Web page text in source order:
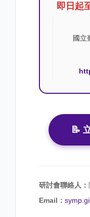
即日起
國立
📝
研討會聯絡人：
Email：